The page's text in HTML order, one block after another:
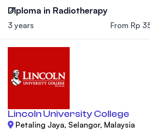
Diploma in Radiotherapy
3 years From Rp
Lincoln University College
Petaling Jaya, Selangor, Malaysia